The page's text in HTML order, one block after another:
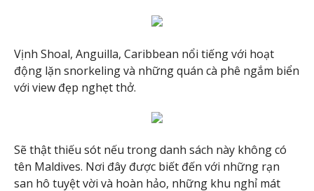
Vịnh Shoal, Anguilla, Caribbean nổi tiếng với hoạt
động lặn snorkeling và những quán cà phê ngắm biển
với view đẹp nghẹt thở.
Sẽ thật thiếu sót nếu trong danh sách này không có
tên Maldives. Nơi đây được biết đến với những rạn
san hô tuyệt vời và hoàn hảo, những khu nghỉ mát